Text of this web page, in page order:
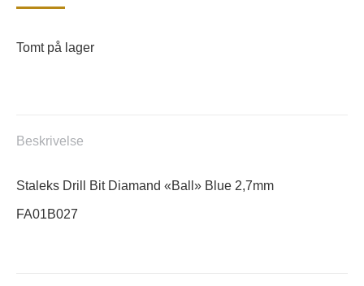
Tomt på lager
Beskrivelse
Staleks Drill Bit Diamand «Ball» Blue 2,7mm
FA01B027